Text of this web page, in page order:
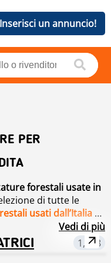
Inserisci un annuncio!
PER
forestali usate in
di tutte le
usati dall’Italia e
macchine
:
riciclaggio
Vedi di più
1,788